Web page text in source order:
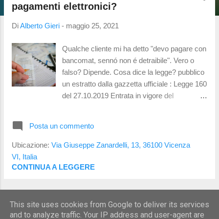
pagamenti elettronici?
DiAlberto Gieri - maggio 25, 2021
Qualche cliente mi ha detto "devo pagare con
bancomat, sennó non é detraibile". Vero o
falso? Dipende. Cosa dice la legge? pubblico
un estratto dalla gazzetta ufficiale : Legge 160
del 27.10.2019 Entrata in vigore del
867, 868, 869, 870, 871, 872, 873, dell'art. 1
che entrano in vigore il 30/12/2019 e di cui al
31/12/2019 Comma 678 -680: 679 . Ai fini
fisiche, la detrazione dall'imposta lorda nella
misura del 19 per cento degli oneri indicati
nell'articolo 15 del testo unico delle imposte
Posta un commento
Ubicazione: Via Giuseppe Zanardelli, 13, 36100 Vicenza
VI, Italia
CONTINUA A LEGGERE
This site uses cookies from Google to deliver its services
and to analyze traffic. Your IP address and user-agent are